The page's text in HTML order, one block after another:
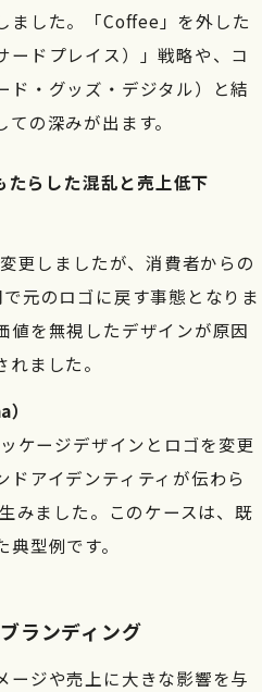
ました。「Coffee」を外した
ードプレイス）」戦略や、コ
ド・グッズ・デジタル）と結
の深みが出ます。
らした混乱と売上低下
更しましたが、消費者からの
元のロゴに戻す事態となりま
値を無視したデザインが原因
ました。
ケージデザインとロゴを変更
ドアイデンティティが伝わら
みました。このケースは、既
型例です。
ランディング
ージや売上に大きな影響を与